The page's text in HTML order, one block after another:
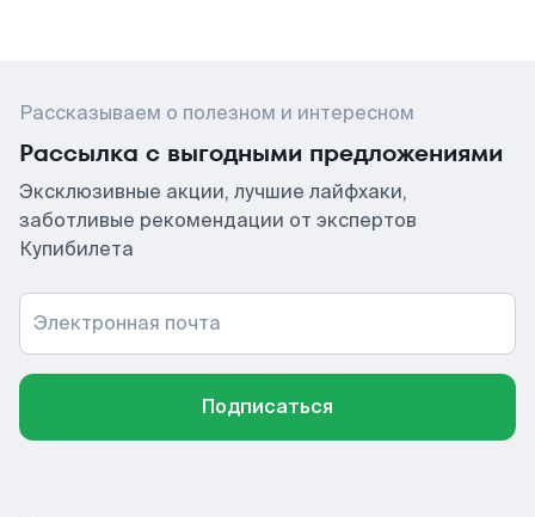
Рассказываем о полезном и интересном
Рассылка с выгодными предложениями
Эксклюзивные акции, лучшие лайфхаки,
заботливые рекомендации от экспертов
Купибилета
Электронная почта
Подписаться